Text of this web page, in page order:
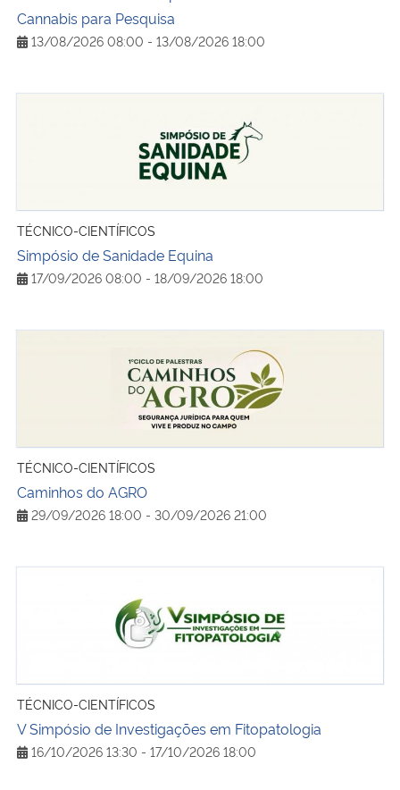
Cannabis para Pesquisa
13/08/2026 08:00 - 13/08/2026 18:00
TÉCNICO-CIENTÍFICOS
Simpósio de Sanidade Equina
17/09/2026 08:00 - 18/09/2026 18:00
TÉCNICO-CIENTÍFICOS
Caminhos do AGRO
29/09/2026 18:00 - 30/09/2026 21:00
TÉCNICO-CIENTÍFICOS
V Simpósio de Investigações em Fitopatologia
16/10/2026 13:30 - 17/10/2026 18:00